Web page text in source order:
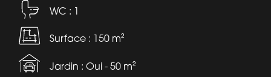
WC : 1
Surface : 150 m²
Jardin : Oui - 50 m²